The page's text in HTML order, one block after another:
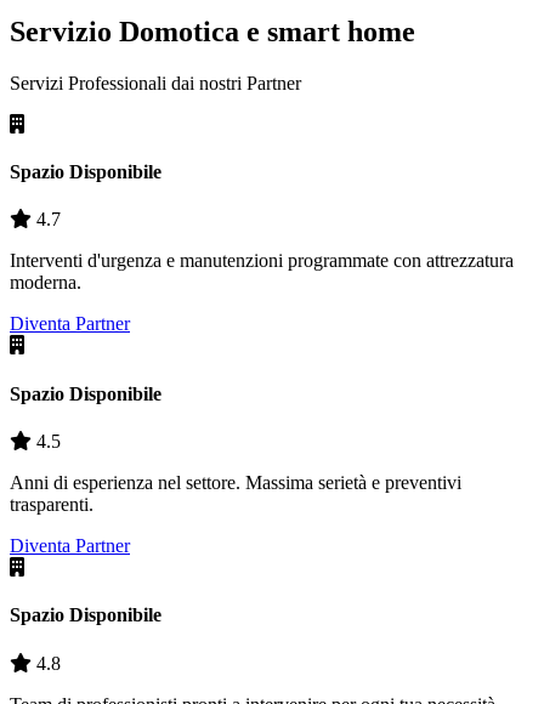
Servizio Domotica e smart home
Servizi Professionali dai nostri Partner
Spazio Disponibile
4.7
Interventi d'urgenza e manutenzioni programmate con attrezzatura
moderna.
Diventa Partner
Spazio Disponibile
4.5
Anni di esperienza nel settore. Massima serietà e preventivi
trasparenti.
Diventa Partner
Spazio Disponibile
4.8